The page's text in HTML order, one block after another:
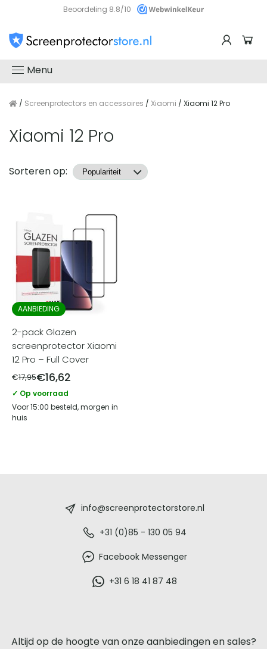
Beoordeling 8.8/10
Menu
/ Screenprotectors en accessoires / Xiaomi / Xiaomi 12 Pro
Xiaomi 12 Pro
Producten
Sorteren op:
AANBIEDING
2-pack Glazen
screenprotector Xiaomi
12 Pro – Full Cover
€17,95€16,62
✓ Op voorraad
Voor 15:00 besteld, morgen in
huis
voor
info@screenprotectorstore.nl
+31 (0)85 - 130 05 94
Facebook Messenger
+31 6 18 41 87 48
Altijd op de hoogte van onze aanbiedingen en sales?